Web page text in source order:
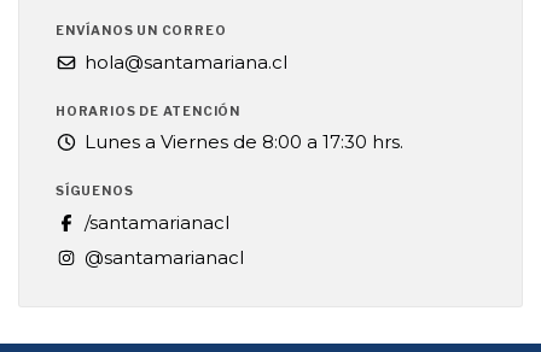
ENVÍANOS UN CORREO
hola@santamariana.cl
HORARIOS DE ATENCIÓN
Lunes a Viernes de 8:00 a 17:30 hrs.
SÍGUENOS
/santamarianacl
@santamarianacl